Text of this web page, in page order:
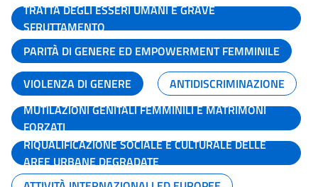
TRATTA DEGLI ESSERI UMANI E GRAVE
SFRUTTAMENTO
PARITÀ DI GENERE ED EMPOWERMENT FEMMINILE
VIOLENZA DI GENERE
ANTIDISCRIMINAZIONE
MUTILAZIONI GENITALI FEMMINILI E MATRIMONI
FORZATI
RIQUALIFICAZIONE SOCIALE E CULTURALE DELLE
AREE URBANE DEGRADATE